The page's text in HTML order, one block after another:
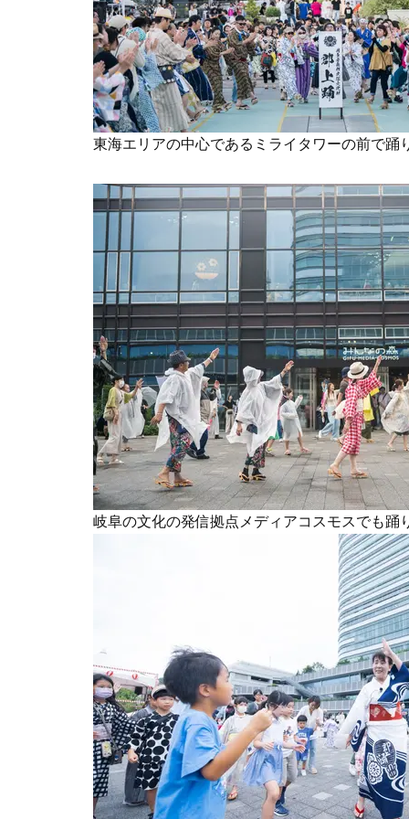
東海エリアの中心であるミライタワーの前で踊
岐阜の文化の発信拠点メディアコスモスでも踊